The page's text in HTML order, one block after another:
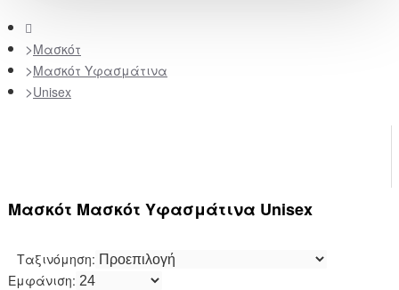
Μασκότ
Μασκότ Υφασμάτινα
Unisex
Μασκότ Μασκότ Υφασμάτινα Unisex
Ταξινόμηση:
Εμφάνιση: